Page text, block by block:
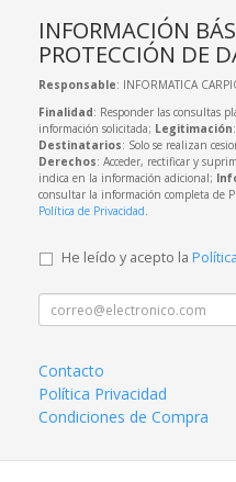
INFORMACIÓN
PROTECCIÓN DE
Responsable: INFORMATICA
Finalidad: Responder las consultas
información solicitada; Legitimación
Destinatarios: Solo se realizan
Derechos: Acceder, rectificar y
indica en la información adicional;
consultar la información completa de
Política de Privacidad.
He leído y acepto la
Contacto
Política Privacidad
Condiciones de Compra